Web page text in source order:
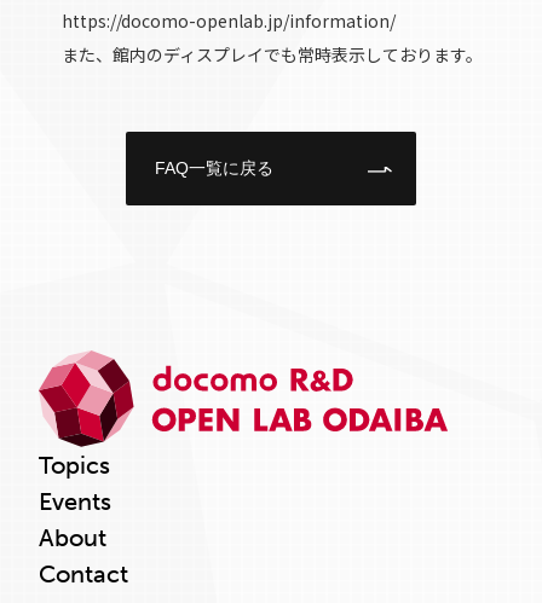
https://docomo-openlab.jp/information/
また、館内のディスプレイでも常時表示しております。
FAQ一覧に戻る
Topics
Events
About
Contact